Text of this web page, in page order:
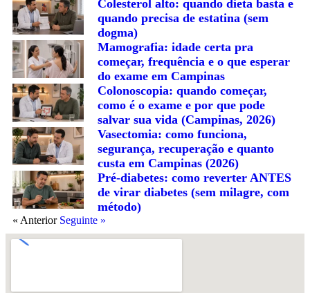
Colesterol alto: quando dieta basta e
quando precisa de estatina (sem
dogma)
Mamografia: idade certa pra
começar, frequência e o que esperar
do exame em Campinas
Colonoscopia: quando começar,
como é o exame e por que pode
salvar sua vida (Campinas, 2026)
Vasectomia: como funciona,
segurança, recuperação e quanto
custa em Campinas (2026)
Pré-diabetes: como reverter ANTES
de virar diabetes (sem milagre, com
método)
« Anterior Seguinte »